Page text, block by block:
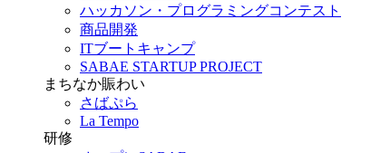
ハッカソン・プログラミングコンテスト
商品開発
ITブートキャンプ
SABAE STARTUP PROJECT
まちなか賑わい
さばぷら
La Tempo
研修